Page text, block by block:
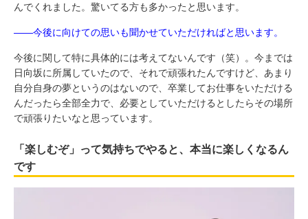
んでくれました。驚いてる方も多かったと思います。
――今後に向けての思いも聞かせていただければと思います。
今後に関して特に具体的には考えてないんです（笑）。今までは
日向坂に所属していたので、それで頑張れたんですけど、あまり
自分自身の夢というのはないので、卒業してお仕事をいただける
んだったら全部全力で、必要としていただけるとしたらその場所
で頑張りたいなと思っています。
「楽しむぞ」って気持ちでやると、本当に楽しくなるん
です